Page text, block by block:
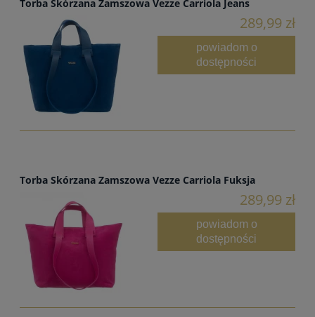
Torba Skórzana Zamszowa Vezze Carriola Jeans
289,99 zł
powiadom o
dostępności
Torba Skórzana Zamszowa Vezze Carriola Fuksja
289,99 zł
powiadom o
dostępności